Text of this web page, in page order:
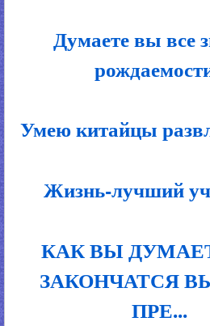
Думаете вы все
Умею китайцы
Жизнь-лучший
КАК ВЫ
ЗАКОНЧАТСЯ
ПРЕ...